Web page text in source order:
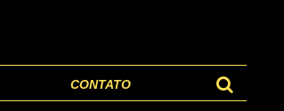
CONTATO